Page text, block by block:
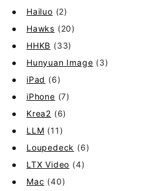
Hailuo (2)
Hawks (20)
HHKB (33)
Hunyuan Image (3)
iPad (6)
iPhone (7)
Krea2 (6)
LLM (11)
Loupedeck (6)
LTX Video (4)
Mac (40)